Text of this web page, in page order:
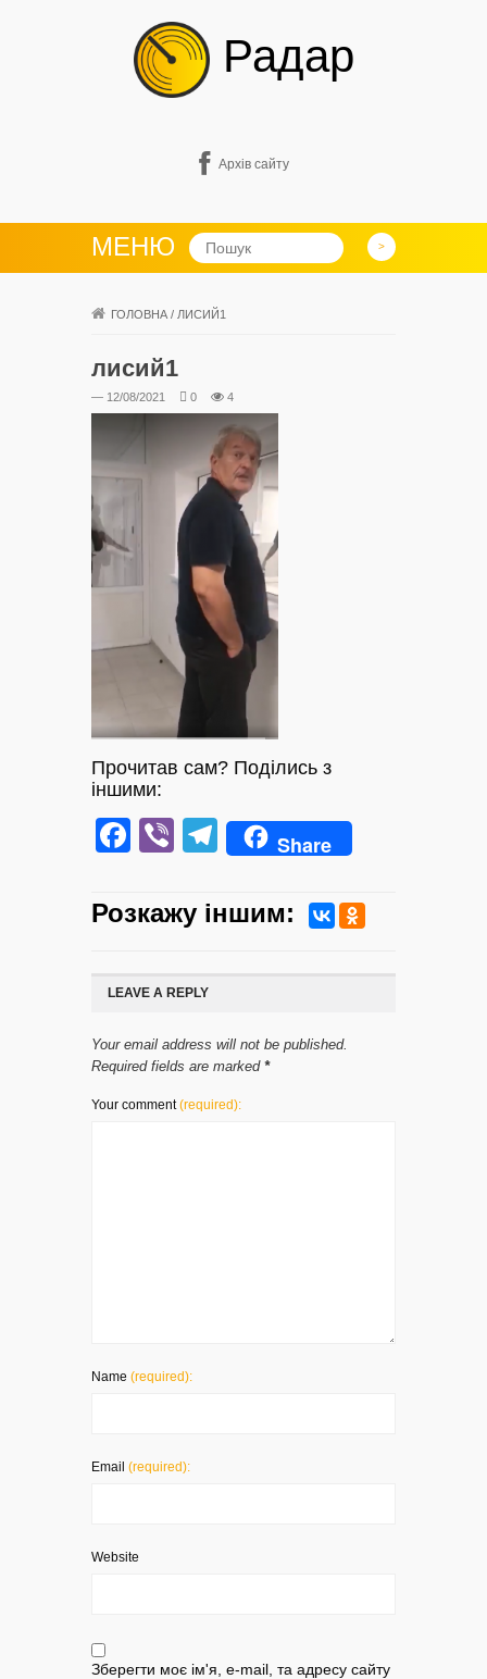
Радар
Архів сайту
МЕНЮ
ГОЛОВНА / ЛИСИЙ1
лисий1
— 12/08/2021 0 4
Прочитав сам? Поділись з
іншими:
Facebook
ViberTelegram
Share
Розкажу iншим:
LEAVE A REPLY
Your email address will not be published.
Required fields are marked *
Your comment(required):
Name (required):
Email (required):
Website
Зберегти моє ім'я, e-mail, та адресу сайту